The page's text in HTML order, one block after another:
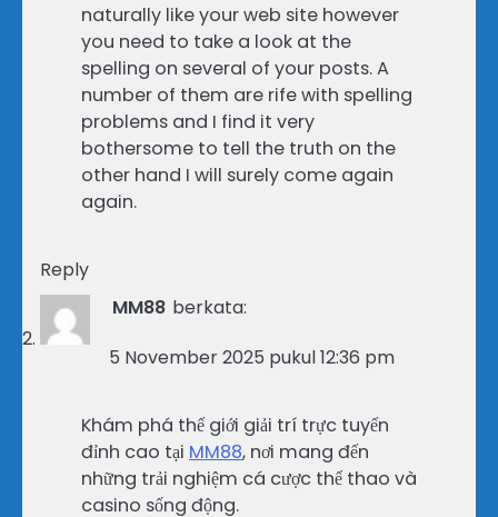
naturally like your web site however
you need to take a look at the
spelling on several of your posts. A
number of them are rife with spelling
problems and I find it very
bothersome to tell the truth on the
other hand I will surely come again
again.
Reply
MM88 berkata:
5 November 2025 pukul 12:36 pm
Khám phá thế giới giải trí trực tuyến
đỉnh cao tại MM88, nơi mang đến
những trải nghiệm cá cược thể thao và
casino sống động.